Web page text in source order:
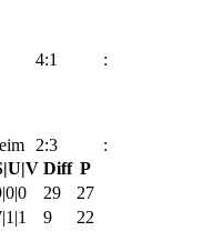
4:1 :
2:3
:
Diff P
29
27
9
22